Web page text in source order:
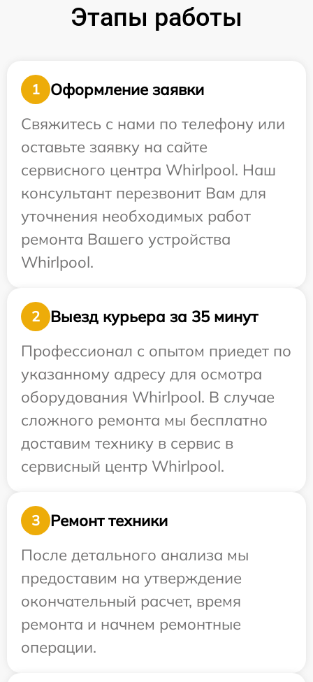
Этапы работы
1
Оформление заявки
Свяжитесь с нами по телефону или
оставьте заявку на сайте
сервисного центра Whirlpool. Наш
консультант перезвонит Вам для
уточнения необходимых работ
ремонта Вашего устройства
Whirlpool.
2
Выезд курьера за 35 минут
Профессионал с опытом приедет по
указанному адресу для осмотра
оборудования Whirlpool. В случае
сложного ремонта мы бесплатно
доставим технику в сервис в
сервисный центр Whirlpool.
3
Ремонт техники
После детального анализа мы
предоставим на утверждение
окончательный расчет, время
ремонта и начнем ремонтные
операции.